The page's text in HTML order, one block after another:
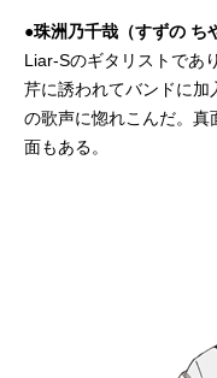
●珠洲乃千哉（すずの ち
Liar-Sのギタリストであ
芹に誘われてバンドに加
の歌声に惚れこんだ。
面もある。